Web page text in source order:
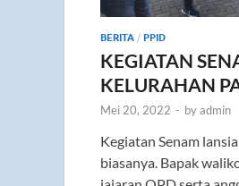
BERITA / PPID
KEGIATAN
KELURAHAN
Mei 20, 2022 - byadmin
Kegiatan Senam
biasanya. Bapak